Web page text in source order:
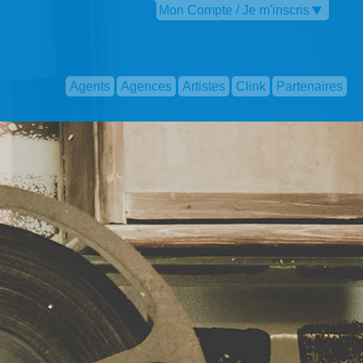
Mon Compte / Je m'inscris
Agents Agences Artistes Clink Partenaires